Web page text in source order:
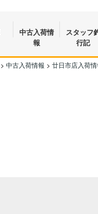
中古入荷情
報
スタッフ
行記
> 中古入荷情報 > 廿日市店入荷